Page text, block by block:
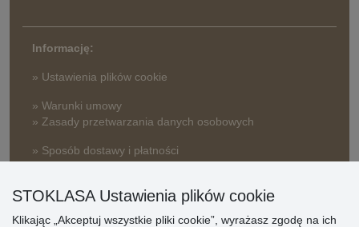
Informację:
» Ustawienia plików cookie
» Warunki umowy
» Zasady przetwarzania danych osobowych
» Sposób dostawy i płatności
» Dlaczego należy się zarejestrować?
STOKLASA Ustawienia plików cookie
Klikając „Akceptuj wszystkie pliki cookie”, wyrażasz zgodę na ich